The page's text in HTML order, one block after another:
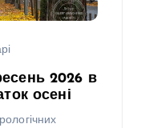
2026 в
осені